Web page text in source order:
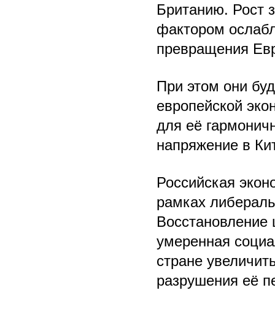
Британию. Рост
фактором
превращения
При этом они
европейской
для её
напряжение в
Российская
рамках
умеренная
стране
разрушения её